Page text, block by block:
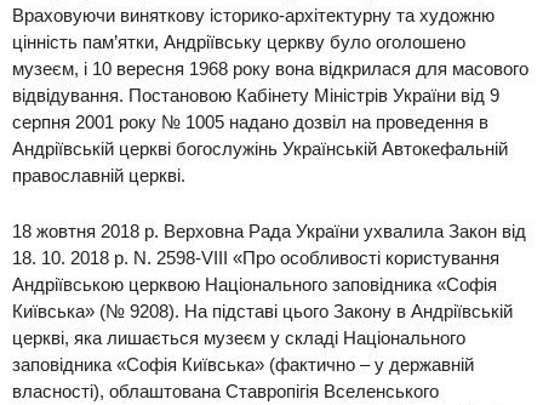
Враховуючи виняткову історико-архітектурну та художню
цінність пам’ятки, Андріївську церкву було оголошено
музеєм, і 10 вересня 1968 року вона відкрилася для масового
відвідування. Постановою Кабінету Міністрів України від 9
серпня 2001 року № 1005 надано дозвіл на проведення в
Андріївській церкві богослужінь Українській Автокефальній
православній церкві.
18 жовтня 2018 р. Верховна Рада України ухвалила Закон від
18. 10. 2018 р. N. 2598-VIII «Про особливості користування
Андріївською церквою Національного заповідника «Софія
Київська» (№ 9208). На підставі цього Закону в Андріївській
церкві, яка лишається музеєм у складі Національного
заповідника «Софія Київська» (фактично – у державній
власності), облаштована Ставропігія Вселенського